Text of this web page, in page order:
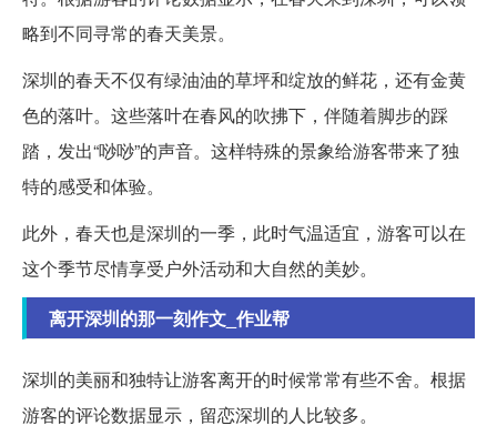
略到不同寻常的春天美景。
深圳的春天不仅有绿油油的草坪和绽放的鲜花，还有金黄
色的落叶。这些落叶在春风的吹拂下，伴随着脚步的踩
踏，发出“唦唦”的声音。这样特殊的景象给游客带来了独
特的感受和体验。
此外，春天也是深圳的一季，此时气温适宜，游客可以在
这个季节尽情享受户外活动和大自然的美妙。
离开深圳的那一刻作文_作业帮
深圳的美丽和独特让游客离开的时候常常有些不舍。根据
游客的评论数据显示，留恋深圳的人比较多。